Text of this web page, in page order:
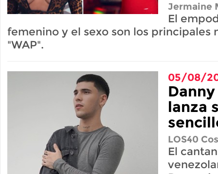
Jermaine
El
femenino y el sexo son los principales
"WAP".
05/08/
lanza
LOS40
El